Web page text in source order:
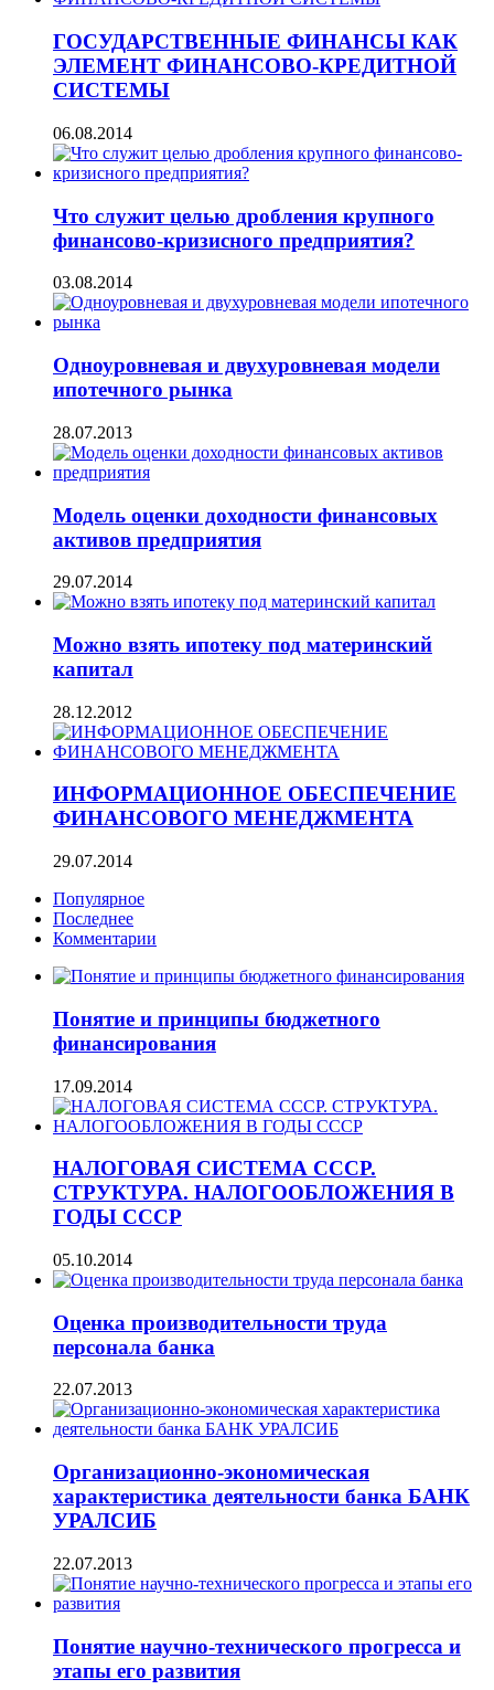
ГОСУДАРСТВЕННЫЕ ФИНАНСЫ КАК
ЭЛЕМЕНТ ФИНАНСОВО-КРЕДИТНОЙ
СИСТЕМЫ
06.08.2014
Что служит целью дробления крупного
финансово-кризисного предприятия?
03.08.2014
Одноуровневая и двухуровневая модели
ипотечного рынка
28.07.2013
Mодель оценки доходности финансовых
активов предприятия
29.07.2014
Можно взять ипотеку под материнский
капитал
28.12.2012
ИНФОРМАЦИОННОЕ ОБЕСПЕЧЕНИЕ
ФИНАНСОВОГО МЕНЕДЖМЕНТА
29.07.2014
Популярное
Последнее
Комментарии
Понятие и принципы бюджетного
финансирования
17.09.2014
НАЛОГОВАЯ СИСТЕМА СССР.
СТРУКТУРА. НАЛОГООБЛОЖЕНИЯ В
ГОДЫ СССР
05.10.2014
Оценка производительности труда
персонала банка
22.07.2013
Организационно-экономическая
характеристика деятельности банка БАНК
УРАЛСИБ
22.07.2013
Понятие научно-технического прогресса и
этапы его развития